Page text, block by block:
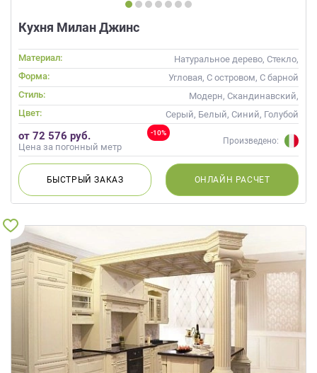
Кухня Милан Джинс
Материал:
Натуральное дерево, Стекло,
Массив
Форма:
Угловая, С островом, С барной
стойкой
Стиль:
Модерн, Скандинавский,
Неоклассика, Современные
Цвет: Серый, Белый, Синий, Голубой
-10%
от 72 576 руб.
Цена за погонный метр
Произведено:
БЫСТРЫЙЗАКАЗ ОНЛАЙН РАСЧЕТ